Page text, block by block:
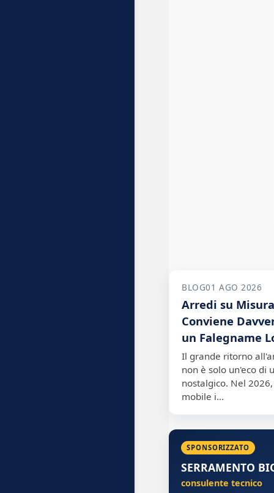
BLOG01 AGO 2026
Arredi su
Conviene
un Falegname
Il grande ritorno
non è solo un'eco di
nostalgico. Nel
mobile i…
SPONSORIZZATO
SERRAMENTO
consulente tecnico